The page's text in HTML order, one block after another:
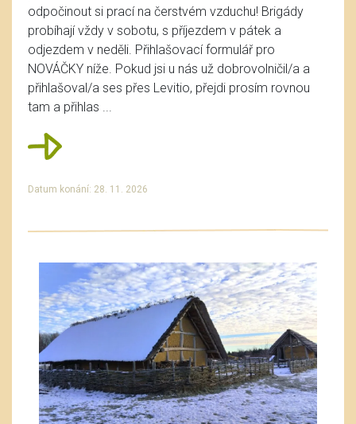
odpočinout si prací na čerstvém vzduchu! Brigády
probíhají vždy v sobotu, s příjezdem v pátek a
odjezdem v neděli. Přihlašovací formulář pro
NOVÁČKY níže. Pokud jsi u nás už dobrovolničil/a a
přihlašoval/a ses přes Levitio, přejdi prosím rovnou
tam a přihlas ...
Datum konání: 28. 11. 2026